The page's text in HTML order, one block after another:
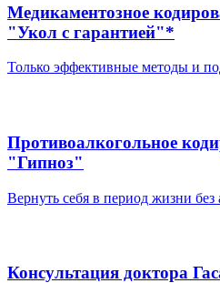
Медикаментозное
"Укол с гарантией"*
Только эффективные методы и
Противоалкогольное
"Гипноз"
Вернуть себя в период жизни без
Консультация доктора